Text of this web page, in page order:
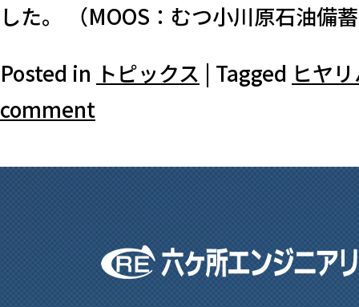
した。 （MOOS：むつ小川原石油備
Posted in トピックス | Tagged ヒヤ
comment